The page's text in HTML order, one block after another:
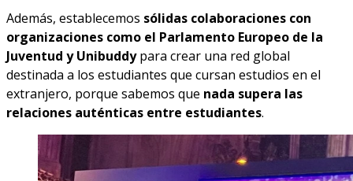
Además, establecemos sólidas colaboraciones con
organizaciones como el Parlamento Europeo de la
Juventud y Unibuddypara crear una red global
destinada a los estudiantes que cursan estudios en el
extranjero, porque sabemos que nada supera las
relaciones auténticas entre estudiantes.